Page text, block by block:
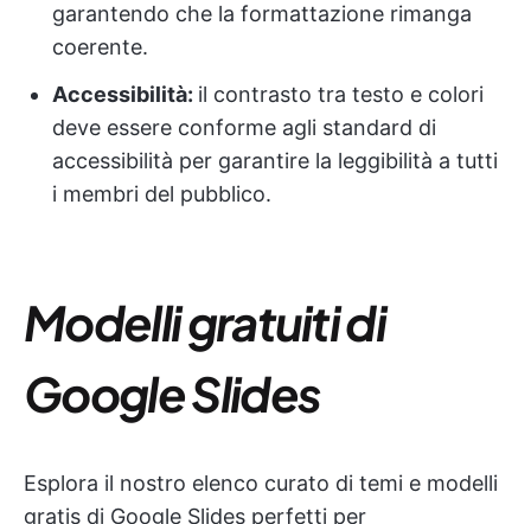
garantendo che la formattazione rimanga
coerente.
Accessibilità: il contrasto tra testo e colori
deve essere conforme agli standard di
accessibilità per garantire la leggibilità a tutti
i membri del pubblico.
Modelli gratuiti di
Google Slides
Esplora il nostro elenco curato di temi e modelli
gratis di Google Slides perfetti per